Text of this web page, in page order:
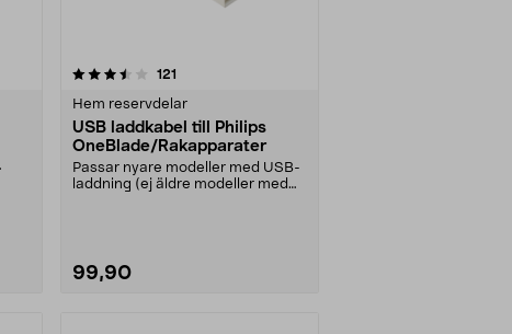
121
Hem reservdelar
USB laddkabel till Philips
OneBlade/Rakapparater
Passar nyare modeller med USB-
laddning (ej äldre modeller med
99,90